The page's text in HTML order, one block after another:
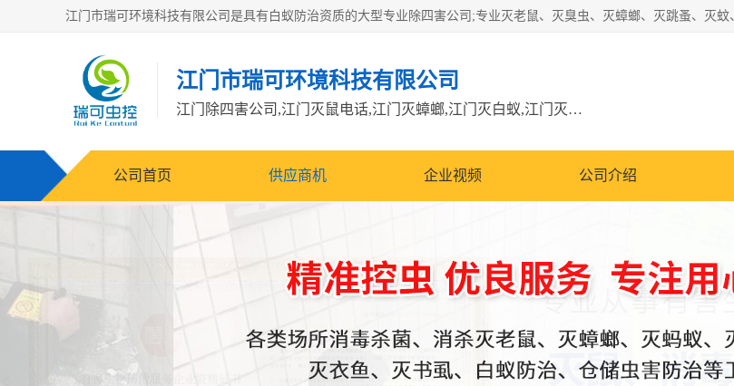
江门市瑞可环境科技有限公司
江门除四害公司,江门灭鼠电话,江门灭蟑螂,江门灭白蚁,江门灭鼠江门
公司首页 供应商机 企业视频 公司介绍